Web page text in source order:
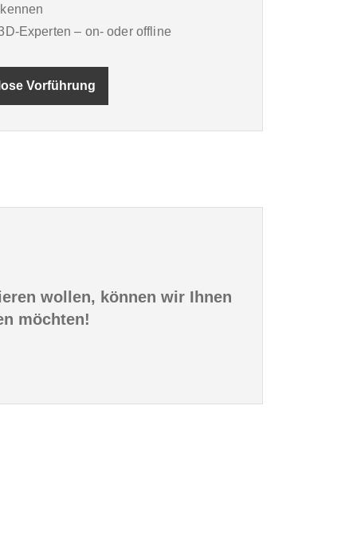
Experten – on- oder offline
Vorführung
wollen, können wir Ihnen
möchten!